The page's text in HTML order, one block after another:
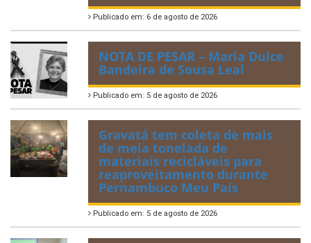
Publicado em: 6 de agosto de 2026
NOTA DE PESAR – Maria Dulce
Bandeira de Sousa Leal
Publicado em: 5 de agosto de 2026
Gravatá tem coleta de mais
de meia tonelada de
materiais recicláveis para
reaproveitamento durante
Pernambuco Meu País
Publicado em: 5 de agosto de 2026